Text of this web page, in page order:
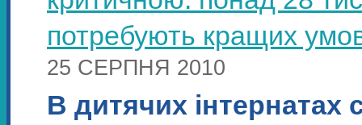
25 СЕРПНЯ 2010
В дитячих інтернатах